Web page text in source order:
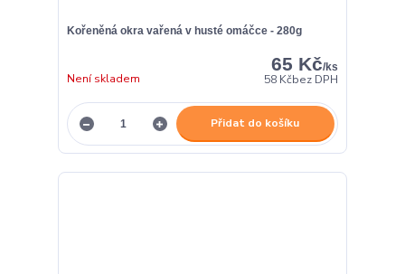
Kořeněná okra vařená v husté omáčce - 280g
65 Kč/ks
58 Kčbez DPH
Není skladem
Přidat do košíku